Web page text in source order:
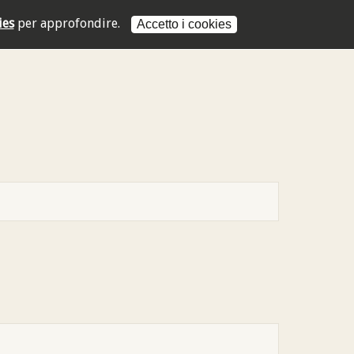
per approfondire. Accetto i cookies